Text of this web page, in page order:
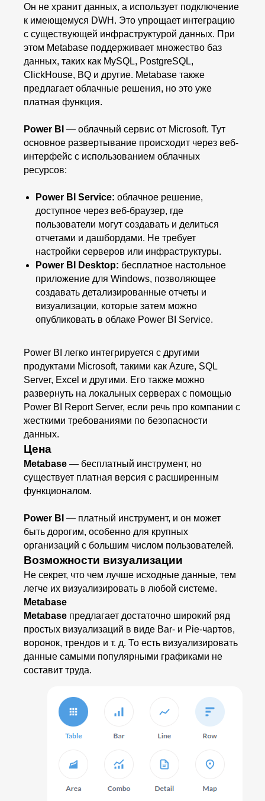
Он не хранит данных, а использует подключение
к имеющемуся DWH. Это упрощает интеграцию
с существующей инфраструктурой данных. При
этом Metabase поддерживает множество баз
данных, таких как MySQL, PostgreSQL,
ClickHouse, BQ и другие. Metabase также
предлагает облачные решения, но это уже
платная функция.
Power BI — облачный сервис от Microsoft. Тут
основное развертывание происходит через веб-
интерфейс с использованием облачных
ресурсов:
Power BI Service: облачное решение,
доступное через веб-браузер, где
пользователи могут создавать и делиться
отчетами и дашбордами. Не требует
настройки серверов или инфраструктуры.
Power BI Desktop: бесплатное настольное
приложение для Windows, позволяющее
создавать детализированные отчеты и
визуализации, которые затем можно
опубликовать в облаке Power BI Service.
Power BI легко интегрируется с другими
продуктами Microsoft, такими как Azure, SQL
Server, Excel и другими. Его также можно
развернуть на локальных серверах с помощью
Power BI Report Server, если речь про компании с
жесткими требованиями по безопасности
данных.
Цена
Metabase — бесплатный инструмент, но
существует платная версия с расширенным
функционалом.
Power BI — платный инструмент, и он может
быть дорогим, особенно для крупных
организаций с большим числом пользователей.
Возможности визуализации
Не секрет, что чем лучше исходные данные, тем
легче их визуализировать в любой системе.
Metabase
Metabase предлагает достаточно широкий ряд
простых визуализаций в виде Bar- и Pie-чартов,
воронок, трендов и т. д. То есть визуализировать
данные самыми популярными графиками не
составит труда.